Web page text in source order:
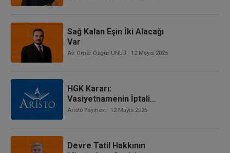
Sağ Kalan Eşin İki Alacağı
Var
Av. Ömer Özgür ÜNLÜ · 12 Mayıs 2025
HGK Kararı:
Vasiyetnamenin İptali
Olarak Açılan Davanın
Davasının Açılış Tarihi
Olarak Hangi Tarihin Esas
Aristo Yayınevi · 12 Mayıs 2025
Devre Tatil Hakkının